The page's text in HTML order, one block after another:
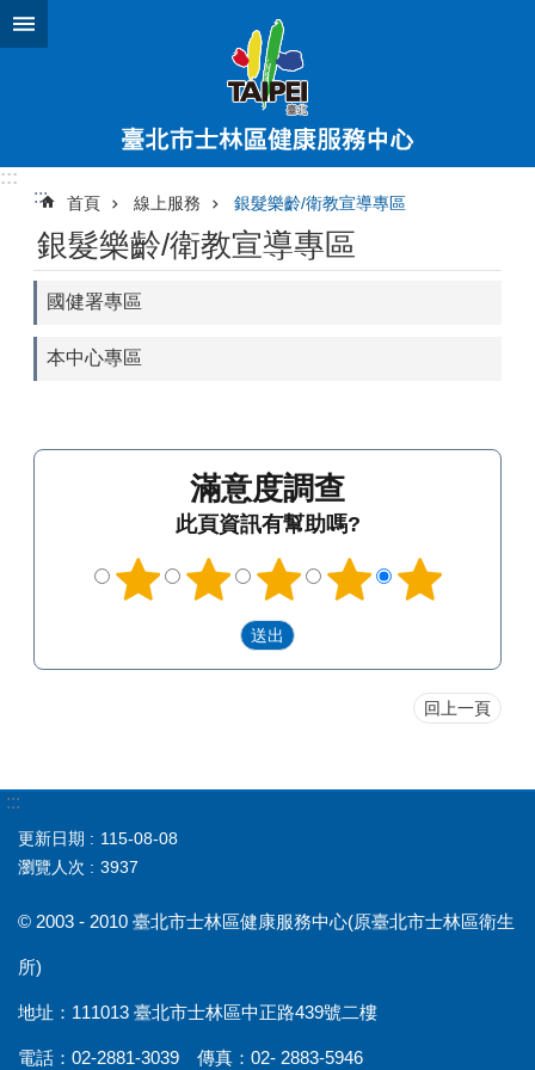
跳到主要內容區塊
:::
:::
首頁 線上服務 銀髮樂齡/衛教宣導專區
銀髮樂齡/衛教宣導專區
國健署專區
本中心專區
滿意度調查
此頁資訊有幫助嗎?
回上一頁
:::
更新日期
115-08-08
瀏覽人次
3937
© 2003 - 2010 臺北市士林區健康服務中心(原臺北市士林區衛生
所)
地址：111013 臺北市士林區中正路439號二樓
電話：02-2881-3039 傳真：02- 2883-5946